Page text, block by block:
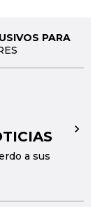
PARA
a sus
→